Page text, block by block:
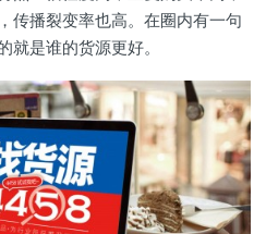
传播裂变率也高。在圈内有一句
就是谁的货源更好。